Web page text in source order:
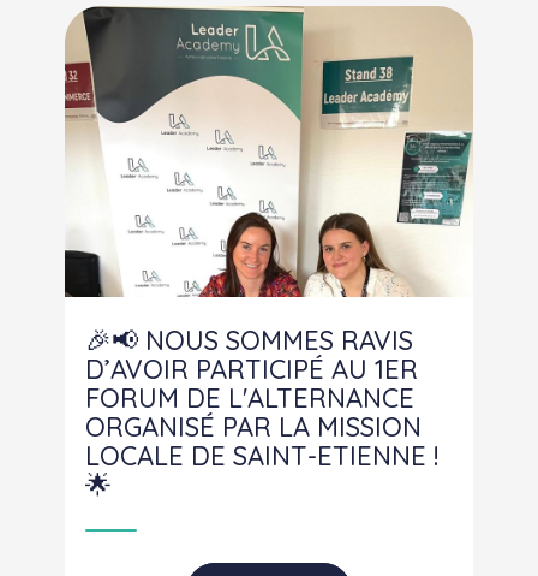
🎉📢 NOUS SOMMES RAVIS
D’AVOIR PARTICIPÉ AU 1ER
FORUM DE L'ALTERNANCE
ORGANISÉ PAR LA MISSION
LOCALE DE SAINT-ETIENNE !
🌟